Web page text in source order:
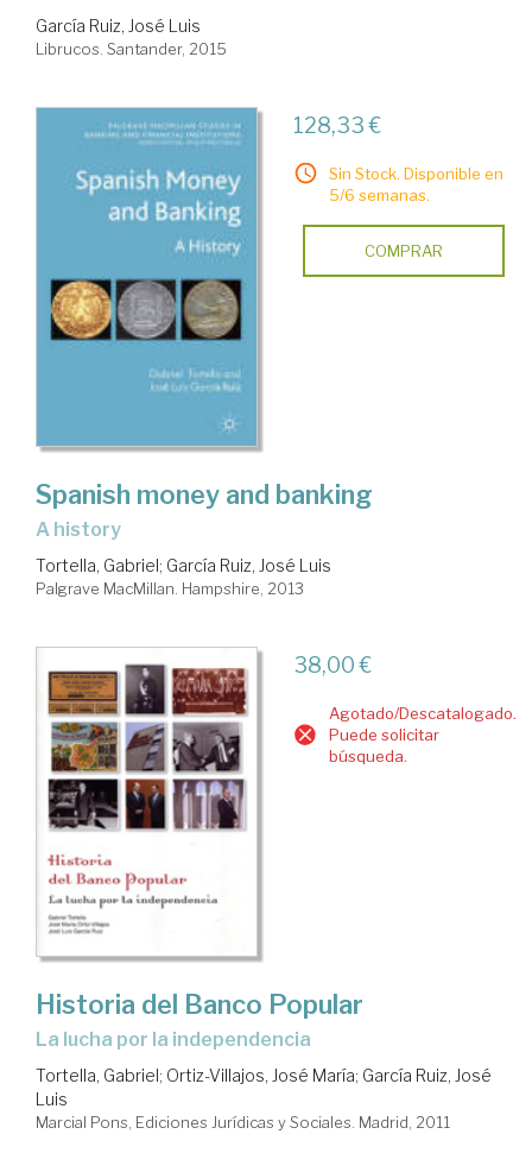
García Ruiz, José Luis
Librucos. Santander, 2015
128,33 €
Sin Stock. Disponible en
5/6 semanas.
COMPRAR
Spanish money and banking
a history
Tortella, Gabriel; García Ruiz, José Luis
Palgrave MacMillan. Hampshire, 2013
38,00 €
Agotado/Descatalogado.
Puede solicitar
búsqueda.
Historia del Banco Popular
la lucha por la independencia
Tortella, Gabriel; Ortiz-Villajos, José María; García Ruiz, José
Luis
Marcial Pons, Ediciones Jurídicas y Sociales. Madrid, 2011